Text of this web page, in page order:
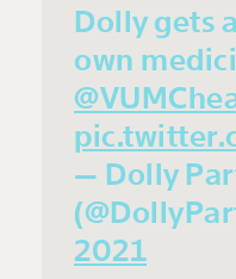
Dolly gets
own
— Dolly
2021